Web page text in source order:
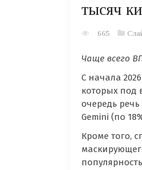
тысяч
665
Чаще всего
С начала
которых под
очередь
Gemini (по
Кроме того,